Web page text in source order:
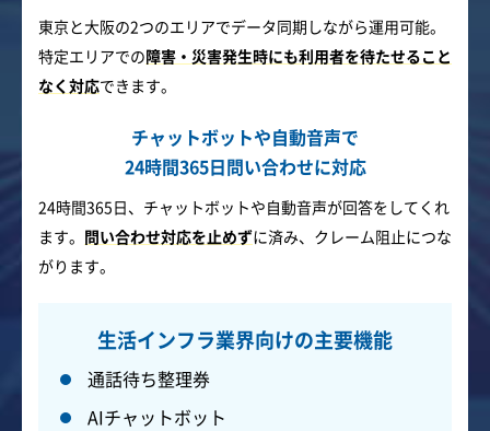
東京と大阪の2つのエリアでデータ同期しながら運用可能。
特定エリアでの障害・災害発生時にも利用者を待たせること
なく対応できます。
チャットボットや自動音声で
24時間365日問い合わせに対応
24時間365日、チャットボットや自動音声が回答をしてくれ
ます。 問い合わせ対応を止めずに済み、クレーム阻止につな
がります。
生活インフラ業界向けの主要機能
通話待ち整理券
AIチャットボット